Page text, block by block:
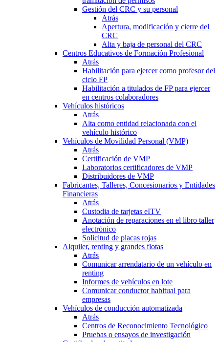
Gestión del CRC y su personal
Atrás
Apertura, modificación y cierre del
CRC
Alta y baja de personal del CRC
Centros Educativos de Formación Profesional
Atrás
Habilitación para ejercer como profesor del
ciclo FP
Habilitación a titulados de FP para ejercer
en centros colaboradores
Vehículos históricos
Atrás
Alta como entidad relacionada con el
vehículo histórico
Vehículos de Movilidad Personal (VMP)
Atrás
Certificación de VMP
Laboratorios certificadores de VMP
Distribuidores de VMP
Fabricantes, Talleres, Concesionarios y Entidades
Financieras
Atrás
Custodia de tarjetas eITV
Anotación de reparaciones en el libro taller
electrónico
Solicitud de placas rojas
Alquiler, renting y grandes flotas
Atrás
Comunicar arrendatario de un vehículo en
renting
Informes de vehículos en lote
Comunicar conductor habitual para
empresas
Vehículos de conducción automatizada
Atrás
Centros de Reconocimiento Tecnológico
Pruebas o ensayos de investigación